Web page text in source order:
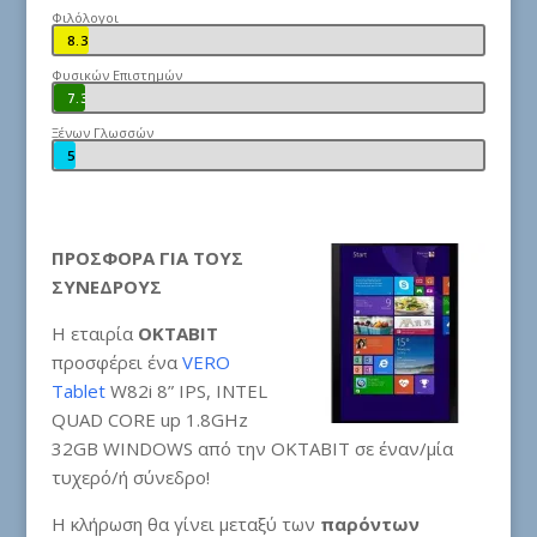
Φιλόλογοι
8.3%
8.3%
Φυσικών Επιστημών
7.3%
7.3%
Ξένων Γλωσσών
5%
5%
ΠΡΟΣΦΟΡΑ ΓΙΑ ΤΟΥΣ
ΣΥΝΕΔΡΟΥΣ
Η εταιρία OKTABIT
προσφέρει ένα VERO
TabletW82i 8” IPS, INTEL
QUAD CORE up 1.8GHz
32GB WINDOWS από την ΟΚΤΑΒΙΤ σε έναν/μία
τυχερό/ή σύνεδρο!
Η κλήρωση θα γίνει μεταξύ των παρόντων